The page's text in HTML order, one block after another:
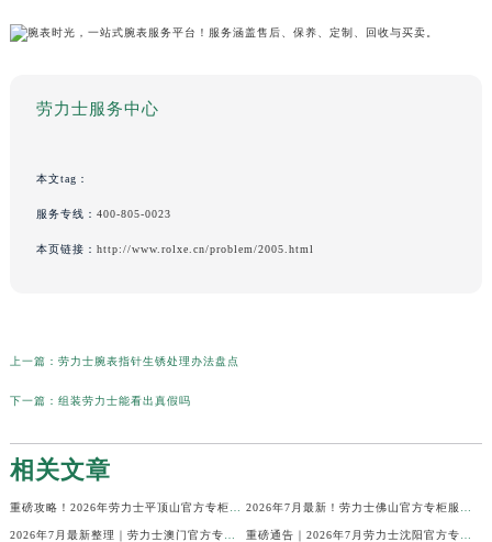
劳力士服务中心
本文tag：
服务专线： 400-805-0023
本页链接： http://www.rolxe.cn/problem/2005.html
上一篇： 劳力士腕表指针生锈处理办法盘点
下一篇： 组装劳力士能看出真假吗
相关文章